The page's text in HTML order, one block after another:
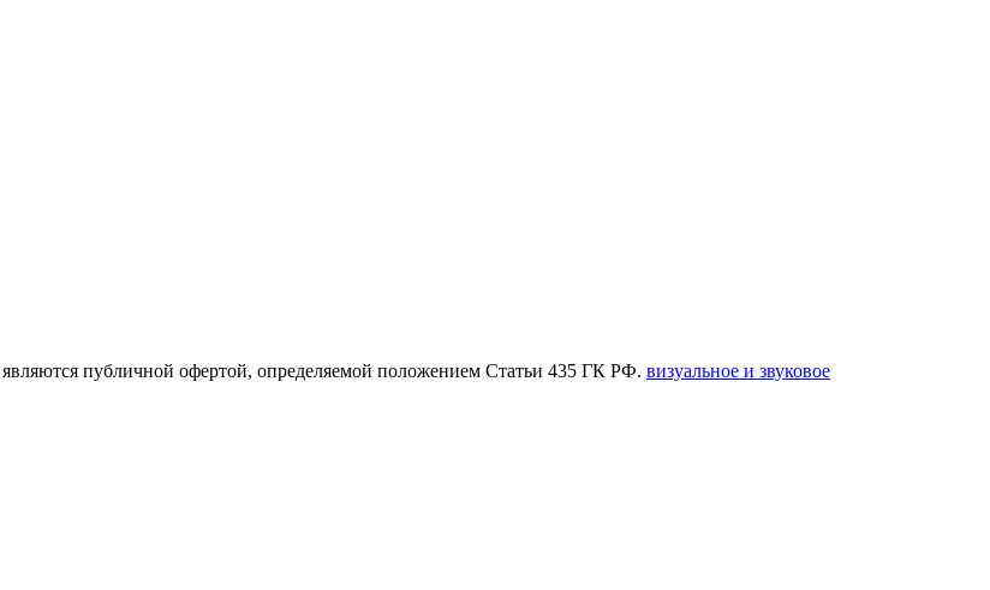
публичной офертой, определяемой положением Статьи 435 ГК РФ. визуальное и звуковое